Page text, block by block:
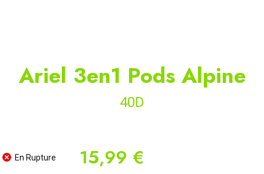
Ariel 3en1 Pods Alpine
40D
En Rupture 15,99 €